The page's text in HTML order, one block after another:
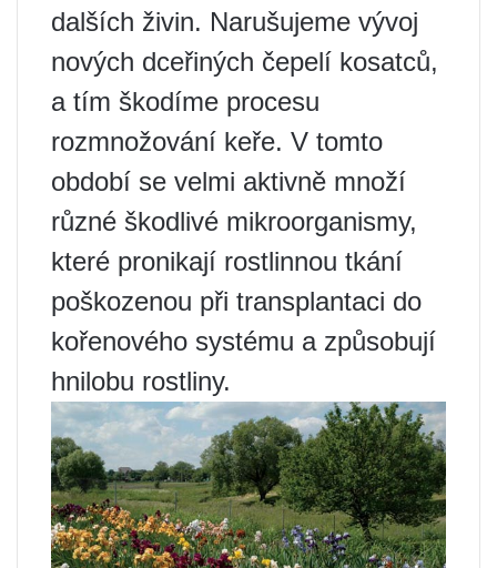
dalších živin. Narušujeme vývoj
nových dceřiných čepelí kosatců,
a tím škodíme procesu
rozmnožování keře. V tomto
období se velmi aktivně množí
různé škodlivé mikroorganismy,
které pronikají rostlinnou tkání
poškozenou při transplantaci do
kořenového systému a způsobují
hnilobu rostliny.